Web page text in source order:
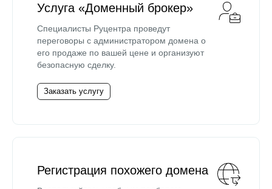
Услуга «Доменный брокер»
Специалисты Руцентра проведут
переговоры с администратором домена о
его продаже по вашей цене и организуют
безопасную сделку.
Заказать услугу
Регистрация похожего домена